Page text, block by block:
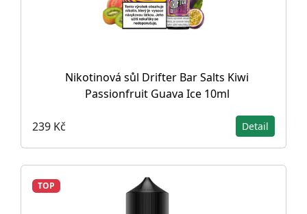
Nikotinová sůl Drifter Bar Salts Kiwi
Passionfruit Guava Ice 10ml
239 Kč Detail
TOP